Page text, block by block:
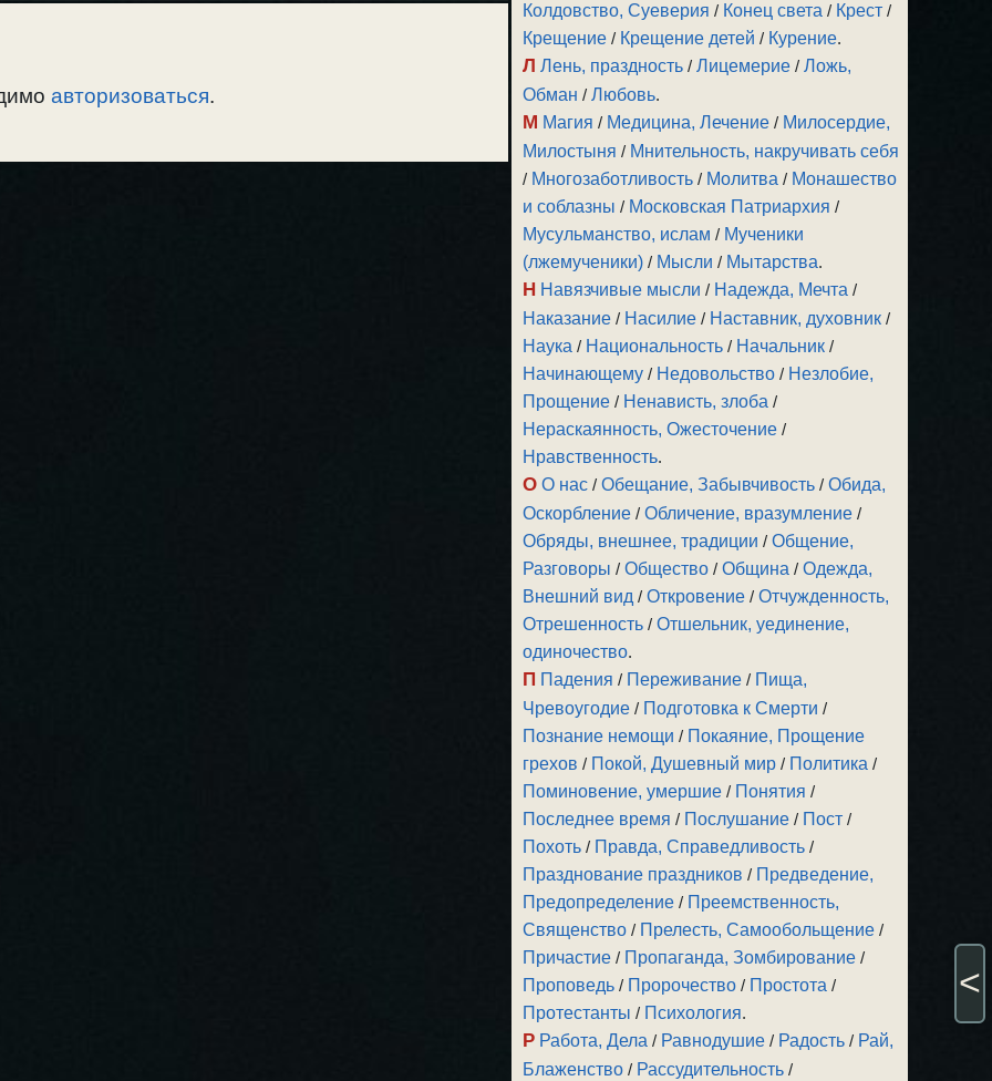
авторизоваться.
Колдовство, Суеверия / Конец света / Крест /
Крещение / Крещение детей / Курение.
Л Лень, праздность /Лицемерие /Ложь,
Обман /Любовь.
М Магия / Медицина, Лечение / Милосердие,
Милостыня / Мнительность, накручивать себя
/ Многозаботливость / Молитва / Монашество
и соблазны / Московская Патриархия /
Мусульманство, ислам / Мученики
(лжемученики) / Мысли / Мытарства.
Н Навязчивые мысли / Надежда, Мечта /
Наказание / Насилие / Наставник, духовник /
Наука / Национальность / Начальник /
Начинающему / Недовольство / Незлобие,
Прощение / Ненависть, злоба /
Нераскаянность, Ожесточение /
Нравственность.
О О нас /Обещание, Забывчивость /Обида,
Оскорбление /Обличение, вразумление /
Обряды, внешнее, традиции /Общение,
Разговоры /Общество /Община /Одежда,
Внешний вид /Откровение /Отчужденность,
Отрешенность /Отшельник, уединение,
одиночество.
П Падения / Переживание / Пища,
Чревоугодие / Подготовка к Смерти /
Познание немощи / Покаяние, Прощение
грехов / Покой, Душевный мир / Политика /
Поминовение, умершие / Понятия /
Последнее время / Послушание / Пост /
Похоть / Правда, Справедливость /
Празднование праздников / Предведение,
Предопределение / Преемственность,
Священство / Прелесть, Самообольщение /
Причастие / Пропаганда, Зомбирование /
Проповедь / Пророчество / Простота /
Протестанты / Психология.
Р Работа, Дела / Равнодушие / Радость / Рай,
Блаженство / Рассудительность /
<